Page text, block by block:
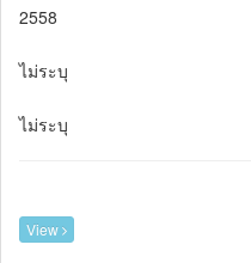
2558
ไม่ระบุ
ไม่ระบุ
View